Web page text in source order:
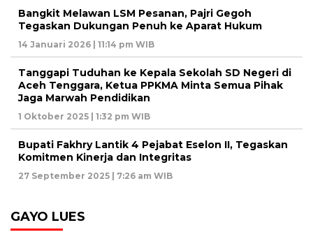
Bangkit Melawan LSM Pesanan, Pajri Gegoh
Tegaskan Dukungan Penuh ke Aparat Hukum
14 Januari 2026 | 11:14 pm WIB
Tanggapi Tuduhan ke Kepala Sekolah SD Negeri di
Aceh Tenggara, Ketua PPKMA Minta Semua Pihak
Jaga Marwah Pendidikan
1 Oktober 2025 | 1:32 pm WIB
Bupati Fakhry Lantik 4 Pejabat Eselon II, Tegaskan
Komitmen Kinerja dan Integritas
27 September 2025 | 7:26 am WIB
GAYO LUES